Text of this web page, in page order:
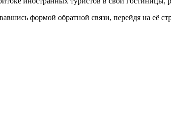
формой обратной связи, перейдя на её